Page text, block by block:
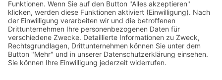
Klima retten. Die Folge sind Milliarden an
Steuergeldern, die den Haushalt belasten und unsere
Wirtschaft ins Ausland treiben. Der von Friedrich
Merz angekündigte „deutsche […]